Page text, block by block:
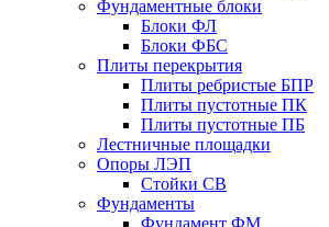
Фундаментные блоки
Блоки ФЛ
Блоки ФБС
Плиты перекрытия
Плиты ребристые БПР
Плиты пустотные ПК
Плиты пустотные ПБ
Лестничные площадки
Опоры ЛЭП
Стойки СВ
Фундаменты
Фyндамент ФМ